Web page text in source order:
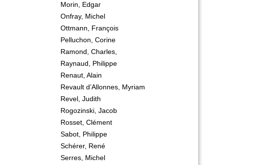
Morin, Edgar
Onfray, Michel
Ottmann, François
Pelluchon, Corine
Ramond, Charles,
Raynaud, Philippe
Renaut, Alain
Revault d’Allonnes, Myriam
Revel, Judith
Rogozinski, Jacob
Rosset, Clément
Sabot, Philippe
Schérer, René
Serres, Michel